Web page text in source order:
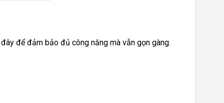
để đảm bảo đủ công năng mà vẫn gọn gàng.